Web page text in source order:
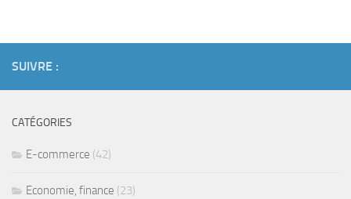
SUIVRE :
CATÉGORIES
E-commerce (42)
Economie, finance (23)